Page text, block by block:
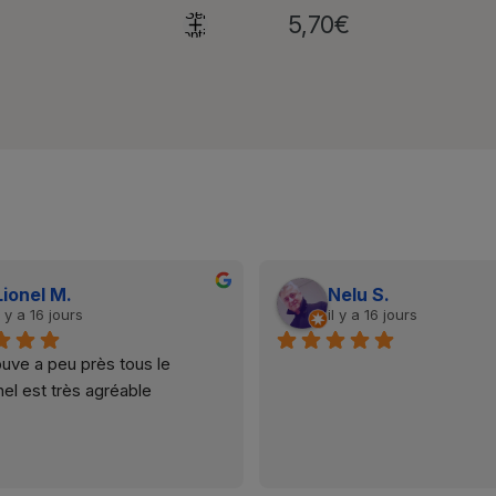
Select
options
5,70€
C
y a 7 mois
Eric M.
il y a 9 mois